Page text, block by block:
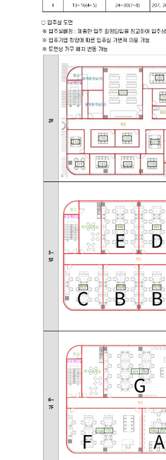
공고/알림 공지사항
BIPA소식 보도자료
사업안내 추진사업